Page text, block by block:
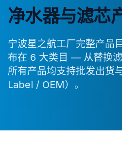
净水器与滤芯
宁波星之航工厂完整产品
布在 6 大类目 — 从替换滤
所有产品均支持批发出货
Label / OEM）。